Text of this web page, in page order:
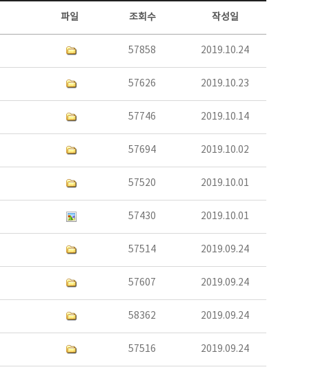
파일 조회수 작성일
57858 2019.10.24
57626 2019.10.23
57746 2019.10.14
57694 2019.10.02
57520 2019.10.01
57430 2019.10.01
57514 2019.09.24
57607 2019.09.24
58362 2019.09.24
57516 2019.09.24